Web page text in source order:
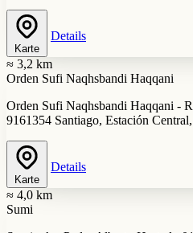
Karte
Details
≈ 3,2 km
Orden Sufi Naqhsbandi Haqqani
Orden Sufi Naqhsbandi Haqqani -
9161354 Santiago, Estación
Karte
Details
≈ 4,0 km
Sumi